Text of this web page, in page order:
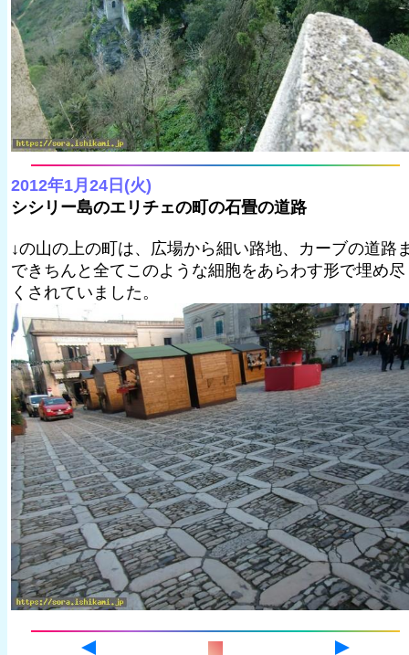
2012年1月24日(火)
シシリー島のエリチェの町の石畳の道路
↓の山の上の町は、広場から細い路地、カーブの道路
できちんと全てこのような細胞をあらわす形で埋め尽
くされていました。